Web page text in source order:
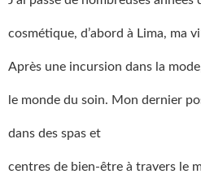
cosmétique, d’abord à Lima, ma
Après une incursion dans la
le monde du soin. Mon dernier
dans des spas et
centres de bien-être à travers le